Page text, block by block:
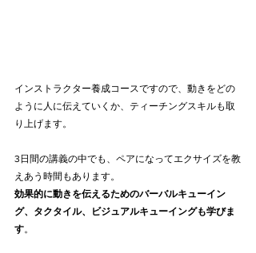
インストラクター養成コースですので、動きをどの
ように人に伝えていくか、ティーチングスキルも取
り上げます。
3日間の講義の中でも、ペアになってエクサイズを教
えあう時間もあります。
効果的に動きを伝えるためのバーバルキューイン
グ、タクタイル、ビジュアルキューイングも学びま
す。